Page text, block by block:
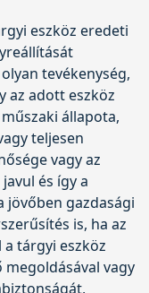
eszköz eredeti
tevékenység,
az adott eszköz
állapota,
teljesen
vagy az
és így a
gazdasági
is, ha az
tárgyi eszköz
vagy